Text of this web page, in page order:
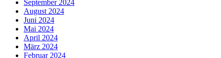
September 2024
August 2024
Juni 2024
Mai 2024
April 2024
März 2024
Februar 2024